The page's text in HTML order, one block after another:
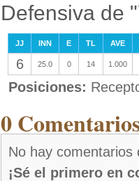
Defensiva de
JJ INN E TL AVE
6 25.0 0 14 1.000
Posiciones:
0
No hay comentarios
¡Sé el primero en